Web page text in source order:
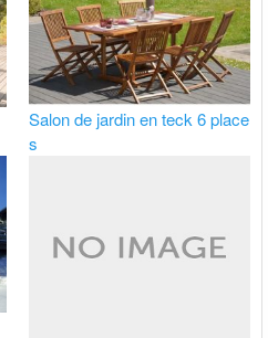
Salon de jardin en teck 6 place
s